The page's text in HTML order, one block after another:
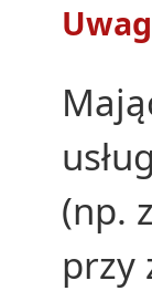
(np.
przy